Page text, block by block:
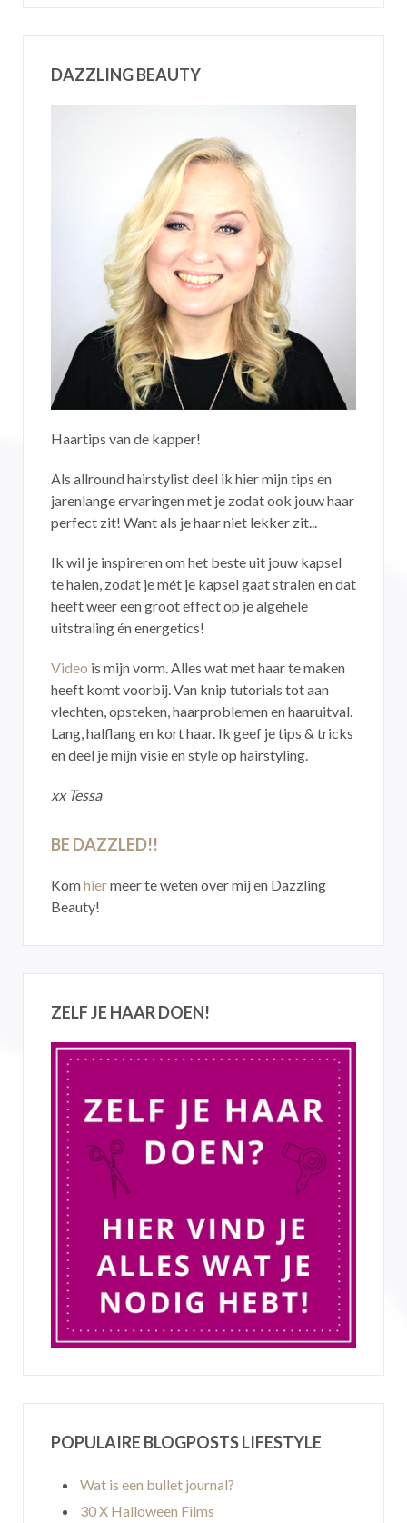
DAZZLING BEAUTY
Haartips van de kapper!
Als allround hairstylist deel ik hier mijn tips en
jarenlange ervaringen met je zodat ook jouw haar
perfect zit! Want als je haar niet lekker zit...
Ik wil je inspireren om het beste uit jouw kapsel
te halen, zodat je mét je kapsel gaat stralen en dat
heeft weer een groot effect op je algehele
uitstraling én energetics!
Video is mijn vorm. Alles wat met haar te maken
heeft komt voorbij. Van knip tutorials tot aan
vlechten, opsteken, haarproblemen en haaruitval.
Lang, halflang en kort haar. Ik geef je tips & tricks
en deel je mijn visie en style op hairstyling.
xx Tessa
BE DAZZLED!!
Komhiermeer te weten over mij en Dazzling
Beauty!
ZELF JE HAAR DOEN!
POPULAIRE BLOGPOSTS LIFESTYLE
Wat is een bullet journal?
30 X Halloween Films